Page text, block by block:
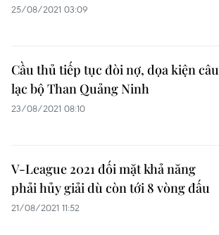
25/08/2021 03:09
Cầu thủ tiếp tục đòi nợ, dọa kiện câu
lạc bộ Than Quảng Ninh
23/08/2021 08:10
V-League 2021 đối mặt khả năng
phải hủy giải dù còn tới 8 vòng đấu
21/08/2021 11:52